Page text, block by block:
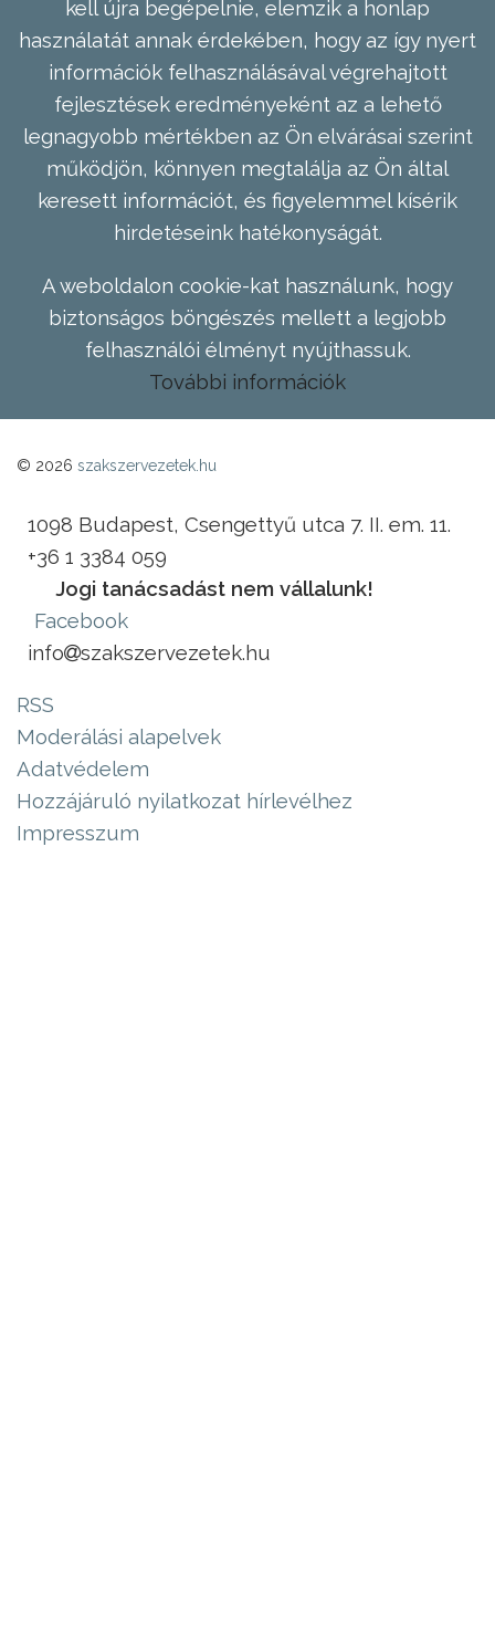
kell újra begépelnie, elemzik a honlap
használatát annak érdekében, hogy az így nyert
információk felhasználásával végrehajtott
fejlesztések eredményeként az a lehető
legnagyobb mértékben az Ön elvárásai szerint
működjön, könnyen megtalálja az Ön által
keresett információt, és figyelemmel kísérik
hirdetéseink hatékonyságát.
A weboldalon cookie-kat használunk, hogy
biztonságos böngészés mellett a legjobb
felhasználói élményt nyújthassuk.
További információk
© 2026 szakszervezetek.hu
1098 Budapest, Csengettyű utca 7. II. em. 11.
+36 1 3384 059
Jogi tanácsadást nem vállalunk!
Facebook
info
szakszervezetek.hu
RSS
Moderálási alapelvek
Adatvédelem
Hozzájáruló nyilatkozat hírlevélhez
Impresszum